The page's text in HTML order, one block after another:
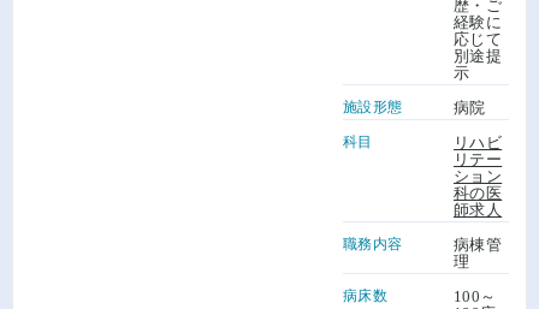
歴・ご
経験に
応じて
別途提
示
施設形態 病院
科目
リハビ
リテー
ション
科の医
師求人
職務内容
病棟管
理
病床数
100～